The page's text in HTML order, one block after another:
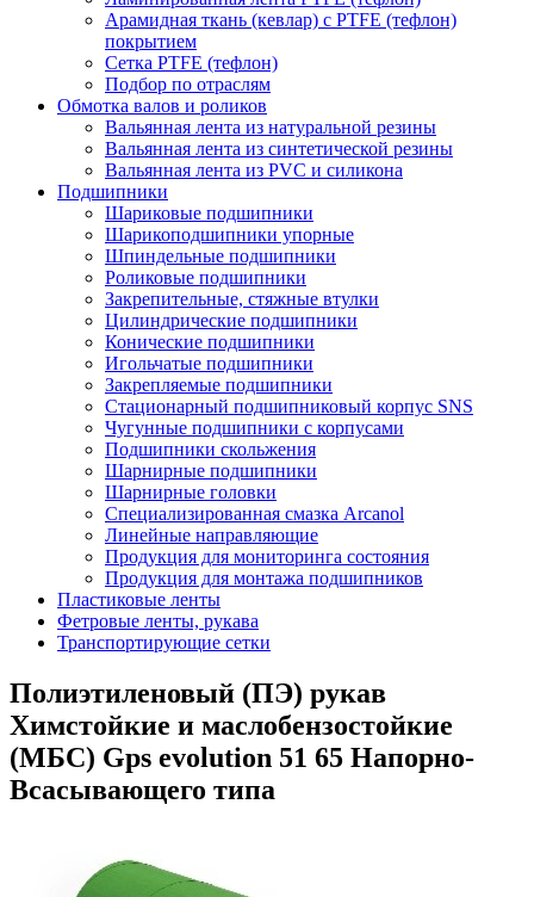
Арамидная ткань (кевлар) с PTFE (тефлон)
покрытием
Сетка PTFE (тефлон)
Подбор по отраслям
Обмотка валов и роликов
Вальянная лента из натуральной резины
Вальянная лента из синтетической резины
Вальянная лента из PVC и силикона
Подшипники
Шариковые подшипники
Шарикоподшипники упорные
Шпиндельные подшипники
Роликовые подшипники
Закрепительные, стяжные втулки
Цилиндрические подшипники
Конические подшипники
Игольчатые подшипники
Закрепляемые подшипники
Стационарный подшипниковый корпус SNS
Чугунные подшипники с корпусами
Подшипники скольжения
Шарнирные подшипники
Шарнирные головки
Специализированная смазка Arcanol
Линейные направляющие
Продукция для мониторинга состояния
Продукция для монтажа подшипников
Пластиковые ленты
Фетровые ленты, рукава
Транспортирующие сетки
Полиэтиленовый (ПЭ) рукав
Химстойкие и маслобензостойкие
(МБС) Gps evolution 51 65 Напорно-
Всасывающего типа